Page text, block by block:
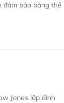
đảm bảo bằng thế
Jones lập đỉnh